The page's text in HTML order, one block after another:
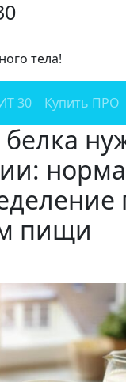
тела!
30 Купить ПРО
белка
пищи